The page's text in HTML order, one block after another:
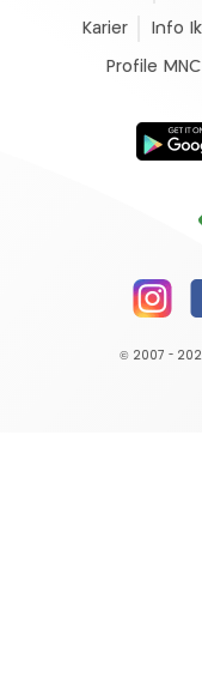
Karier Info
Profile
© 2007 -